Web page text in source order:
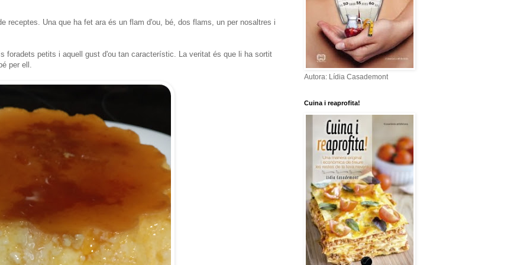
receptes. Una que ha fet ara és un flam d'ou, bé, dos flams, un per nosaltres i
foradets petits i aquell gust d'ou tan característic. La veritat és que li ha sortit
per ell.
Autora: Lídia Casademont
Cuina i reaprofita!